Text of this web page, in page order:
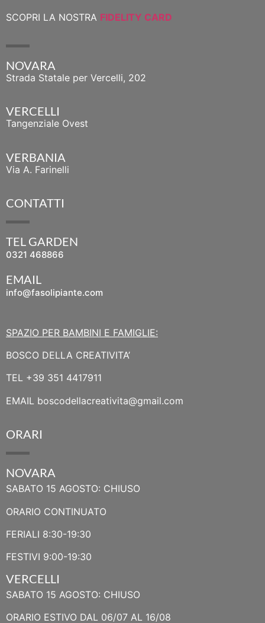
SCOPRI LA NOSTRA FIDELITY CARD
NOVARA
Strada Statale per Vercelli, 202
VERCELLI
Tangenziale Ovest
VERBANIA
Via A. Farinelli
CONTATTI
TEL GARDEN
0321 468866
EMAIL
info@fasolipiante.com
SPAZIO PER BAMBINI E FAMIGLIE:
BOSCO DELLA CREATIVITA’
TEL +39 351 4417911
EMAIL boscodellacreativita@gmail.com
ORARI
NOVARA
SABATO 15 AGOSTO: CHIUSO
ORARIO CONTINUATO
FERIALI 8:30-19:30
FESTIVI 9:00-19:30
VERCELLI
SABATO 15 AGOSTO: CHIUSO
ORARIO ESTIVO DAL 06/07 AL 16/08